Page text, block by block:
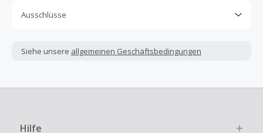
sind cashbackfähig.
Der Cashback-Betrag wird vom Händler auf Basis des
Ausschlüsse
andere Sparprogramme verwendet werden, die nicht
ausdrücklich auf dieser Händlerseite von TopCashback
Kein Cashback für den Kauf von Geschenkgutscheinen
Bezahlvorgang ist nur dann cashbackfähig, wenn dies
Siehe unsere allgemeinen Geschäftsbedingungen
Hilfe